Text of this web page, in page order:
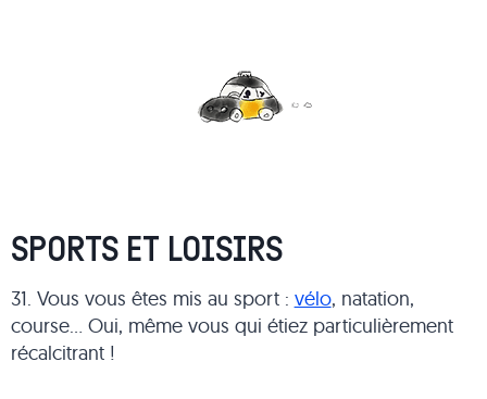
SPORTS ET LOISIRS
31. Vous vous êtes mis au sport : vélo, natation,
course… Oui, même vous qui étiez particulièrement
récalcitrant !